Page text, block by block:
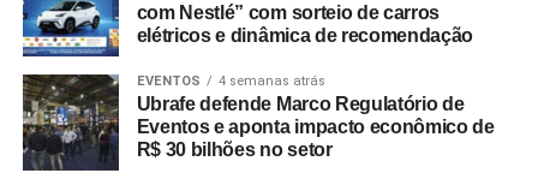
estruturados de viagens de incentivo registram até três
vezes mais chances de ultrapassar suas metas de
programas similares.
A Copa do Mundo do México, Estados Unidos e Canadá
com Nestlé” com sorteio de carros
elétricos e dinâmica de recomendação
EVENTOS 4 semanas atrás
Ubrafe defende Marco Regulatório de
Eventos e aponta impacto econômico de
R$ 30 bilhões no setor